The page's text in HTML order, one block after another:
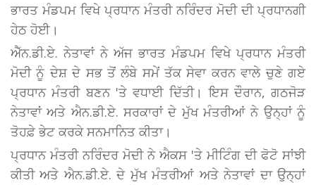
ਭਾਰਤ ਮੰਡਪਮ ਵਿਖੇ ਪ੍ਰਧਾਨ ਮੰਤਰੀ ਨਰਿੰਦਰ ਮੋਦੀ ਦੀ ਪ੍ਰਧਾਨਗੀ
ਹੇਠ ਹੋਈ।
ਐੱਨ.ਡੀ.ਏ. ਨੇਤਾਵਾਂ ਨੇ ਅੱਜ ਭਾਰਤ ਮੰਡਪਮ ਵਿਖੇ ਪ੍ਰਧਾਨ ਮੰਤਰੀ
ਮੋਦੀ ਨੂੰ ਦੇਸ਼ ਦੇ ਸਭ ਤੋਂ ਲੰਬੇ ਸਮੇਂ ਤੱਕ ਸੇਵਾ ਕਰਨ ਵਾਲੇ ਚੁਣੇ ਗਏ
ਪ੍ਰਧਾਨ ਮੰਤਰੀ ਬਣਨ 'ਤੇ ਵਧਾਈ ਦਿੱਤੀ। ਇਸ ਦੌਰਾਨ, ਗਠਜੋੜ
ਨੇਤਾਵਾਂ ਅਤੇ ਐਨ.ਡੀ.ਏ. ਸਰਕਾਰਾਂ ਦੇ ਮੁੱਖ ਮੰਤਰੀਆਂ ਨੇ ਉਨ੍ਹਾਂ ਨੂੰ
ਤੋਹਫ਼ੇ ਭੇਟ ਕਰਕੇ ਸਨਮਾਨਿਤ ਕੀਤਾ।
ਪ੍ਰਧਾਨ ਮੰਤਰੀ ਨਰਿੰਦਰ ਮੋਦੀ ਨੇ ਐਕਸ 'ਤੇ ਮੀਟਿੰਗ ਦੀ ਫੋਟੋ ਸਾਂਝੀ
ਕੀਤੀ ਅਤੇ ਐਨ.ਡੀ.ਏ. ਦੇ ਮੁੱਖ ਮੰਤਰੀਆਂ ਅਤੇ ਨੇਤਾਵਾਂ ਦਾ ਉਨ੍ਹਾਂ